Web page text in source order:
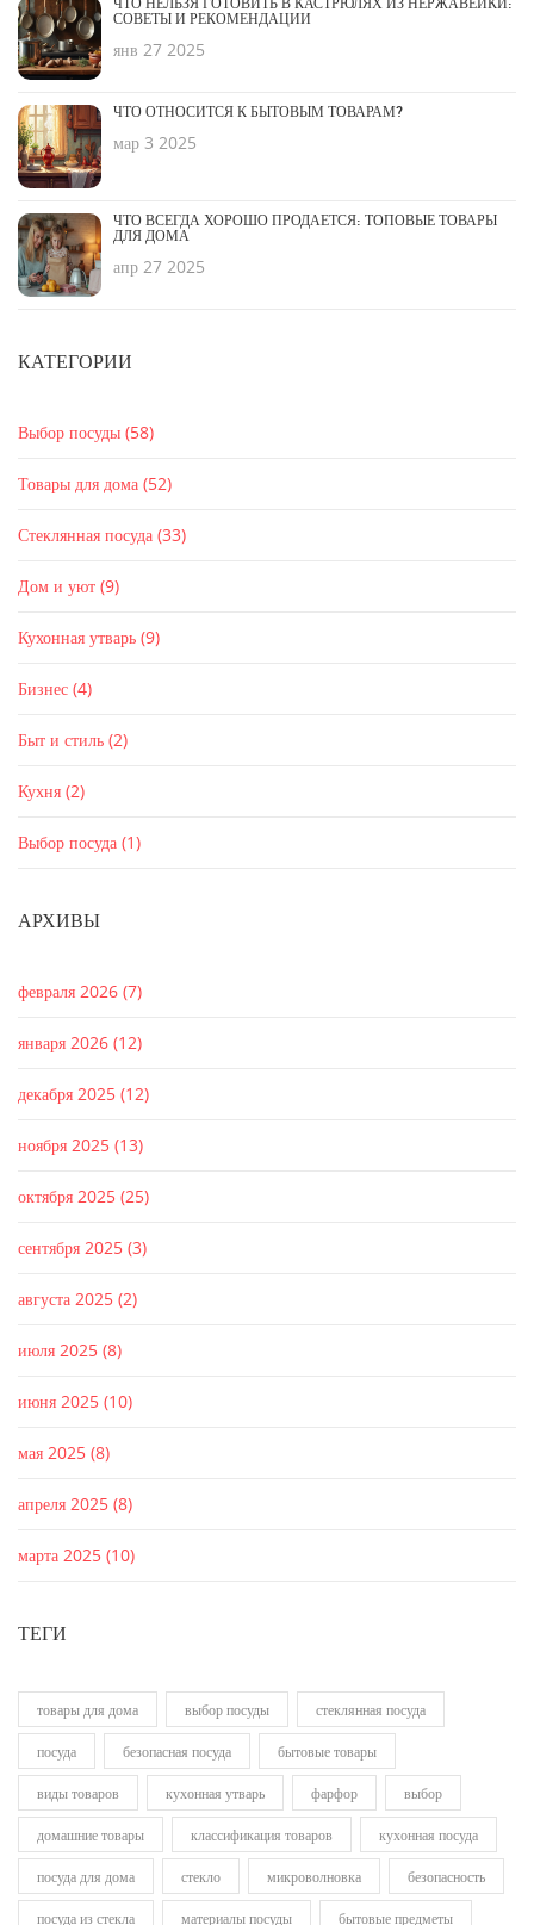
ЧТО НЕЛЬЗЯ ГОТОВИТЬ В КАСТРЮЛЯХ ИЗ НЕРЖАВЕЙКИ:
СОВЕТЫ И РЕКОМЕНДАЦИИ
янв 27 2025
ЧТО ОТНОСИТСЯ К БЫТОВЫМ ТОВАРАМ?
мар 3 2025
ЧТО ВСЕГДА ХОРОШО ПРОДАЕТСЯ: ТОПОВЫЕ ТОВАРЫ
ДЛЯ ДОМА
апр 27 2025
КАТЕГОРИИ
Выбор посуды (58)
Товары для дома (52)
Стеклянная посуда (33)
Дом и уют (9)
Кухонная утварь (9)
Бизнес (4)
Быт и стиль (2)
Кухня (2)
Выбор посуда (1)
АРХИВЫ
февраля 2026 (7)
января 2026 (12)
декабря 2025 (12)
ноября 2025 (13)
октября 2025 (25)
сентября 2025 (3)
августа 2025 (2)
июля 2025 (8)
июня 2025 (10)
мая 2025 (8)
апреля 2025 (8)
марта 2025 (10)
ТЕГИ
товары для дома выбор посуды стеклянная посуда
посуда безопасная посуда бытовые товары
виды товаров кухонная утварь фарфор выбор
домашние товары классификация товаров кухонная посуда
посуда для дома стекло микроволновка безопасность
посуда из стекла материалы посуды бытовые предметы